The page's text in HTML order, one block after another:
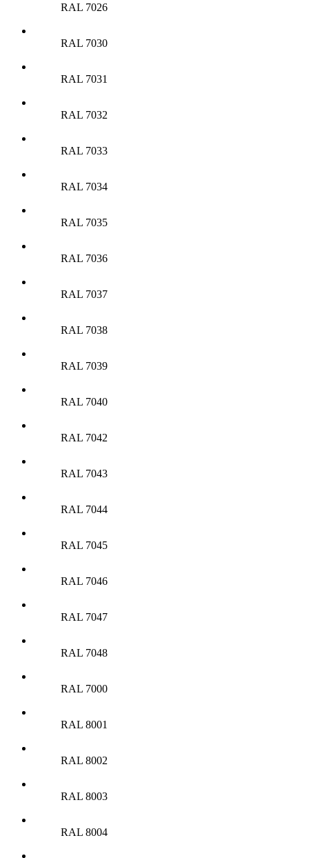
RAL 7026
RAL 7030
RAL 7031
RAL 7032
RAL 7033
RAL 7034
RAL 7035
RAL 7036
RAL 7037
RAL 7038
RAL 7039
RAL 7040
RAL 7042
RAL 7043
RAL 7044
RAL 7045
RAL 7046
RAL 7047
RAL 7048
RAL 7000
RAL 8001
RAL 8002
RAL 8003
RAL 8004